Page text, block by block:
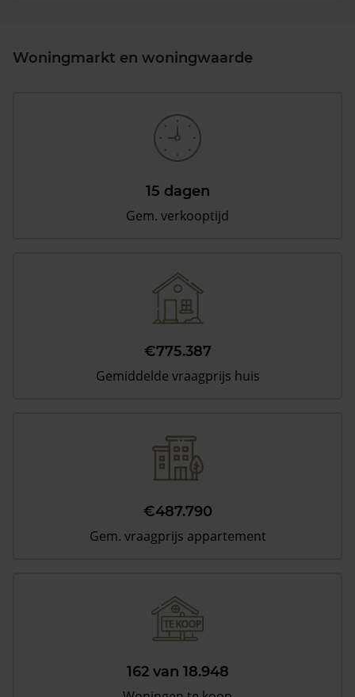
Woningmarkt en woningwaarde
15 dagen
Gem. verkooptijd
€775.387
Gemiddelde vraagprijs huis
€487.790
Gem. vraagprijs appartement
162 van 18.948